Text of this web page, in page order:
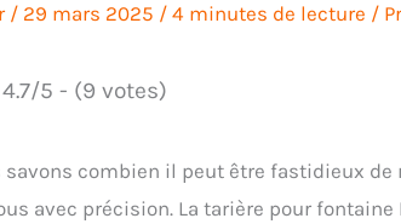
/ 29 mars 2025 / 4 minutes de lecture /
4.7/5 - (9 votes)
savons combien il peut être fastidieux
avec précision. La tarière pour